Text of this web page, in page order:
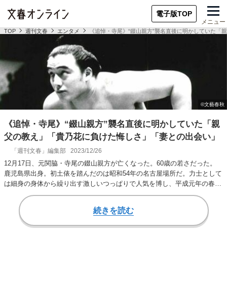
電子版TOP
メニュー
TOP 週刊文春 エンタメ 《追悼・寺尾》“錣山親方”襲名直後に明かしていた
《追悼・寺尾》“錣山親方”襲名直後に明かしていた「親
父の教え」「貴乃花に負けた悔しさ」「妻との出会い」
「週刊文春」編集部 2023/12/26
12月17日、元関脇・寺尾の錣山親方が亡くなった。60歳の若さだった。
鹿児島県出身。初土俵を踏んだのは昭和54年の名古屋場所だ。力士として
は細身の身体から繰り出す激しいつっぱりで人気を博し、平成元年の春場
所には関…
続きを読む